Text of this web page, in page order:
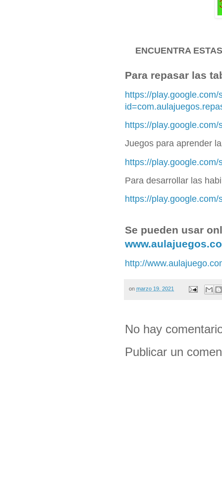
ENCUENTRA
Para repasar las
https://
https://
Juegos para aprender
https://
Para desarrollar las
https://
Se pueden usar
http://
on marzo 19, 2021
No hay
Publicar un